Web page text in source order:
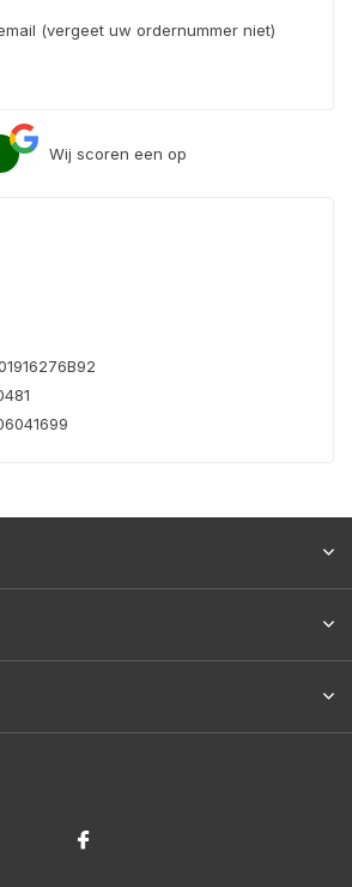
(vergeet uw ordernummer niet)
Wij scoren een op